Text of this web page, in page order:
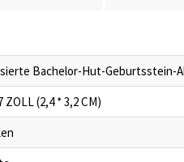
Bachelor-Hut-Geburtsstein-
ZOLL (2,4 * 3,2 CM)